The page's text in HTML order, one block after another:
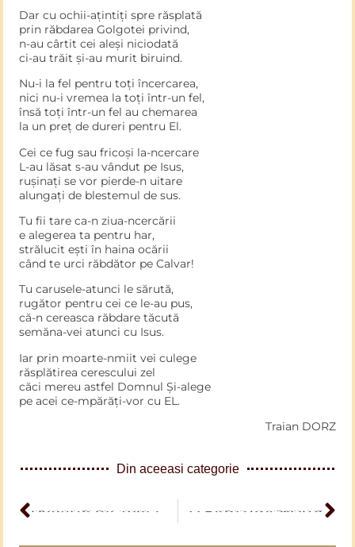
Dar cu ochii-ațintiți spre răsplată
prin răbdarea Golgotei privind,
n-au cârtit cei aleși niciodată
ci-au trăit și-au murit biruind.
Nu-i la fel pentru toți încercarea,
nici nu-i vremea la toți într-un fel,
însă toți într-un fel au chemarea
la un preț de dureri pentru El.
Cei ce fug sau fricoși la-ncercare
L-au lăsat s-au vândut pe Isus,
rușinați se vor pierde-n uitare
alungați de blestemul de sus.
Tu fii tare ca-n ziua-ncercării
e alegerea ta pentru har,
strălucit ești în haina ocării
când te urci răbdător pe Calvar!
Tu carusele-atunci le sărută,
rugător pentru cei ce le-au pus,
că-n cereasca răbdare tăcută
semăna-vei atunci cu Isus.
Iar prin moarte-nmiit vei culege
răsplătirea cerescului zel
căci mereu astfel Domnul Și-alege
pe acei ce-mpărăți-vor cu EL.
Traian DORZ
Din aceeasi categorie
ARTICOL PERCEDENT
Degetul lui Toma ARTICOL URMĂTOR
O FĂPTURĂ NOUĂ